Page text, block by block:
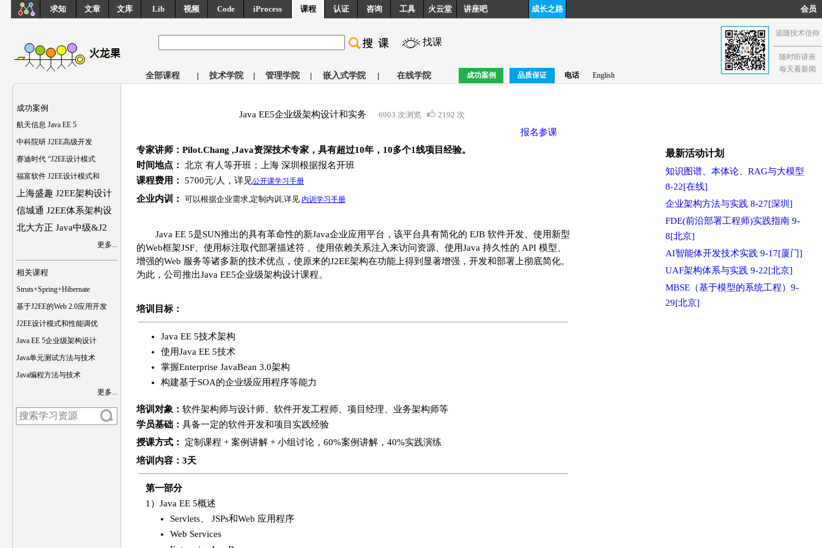
求知 文章 文库 Lib 视频 Code iProcess 课程 认证 咨询 工具 火云堂 讲座吧 成长之路 会员
找课
全部课程 | 技术学院 | 管理学院 | 嵌入式学院 | 在线学院 成功案例 品质保证 电话 English
追随技术信仰
随时听讲座
每天看新闻
成功案例
航天信息 Java EE 5
中科院研 J2EE高级开发
赛迪时代 “J2EE设计模式
福富软件 J2EE设计模式和
上海盛趣 J2EE架构设计
信城通 J2EE体系架构设
北大方正 Java中级&J2
更多...
相关课程
Struts+Spring+Hibernate
基于J2EE的Web 2.0应用开发
J2EE设计模式和性能调优
Java EE 5企业级架构设计
Java单元测试方法与技术
Java编程方法与技术
更多...
Java EE5企业级架构设计和实务 6903 次浏览 2192 次
报名参课
专家讲师：Pilot.Chang ,Java资深技术专家，具有超过10年，10多个1线项目经验。
时间地点：
北京 有人等开班；上海 深圳根据报名开班
课程费用：
5700元/人，详见公开课学习手册
企业内训： 可以根据企业需求,定制内训,详见 内训学习手册
Java EE 5是SUN推出的具有革命性的新Java企业应用平台，该平台具有简化的 EJB 软件开发、使用新型
的Web框架JSF、使用标注取代部署描述符 、使用依赖关系注入来访问资源、使用Java 持久性的 API 模型、
增强的Web 服务等诸多新的技术优点，使原来的J2EE架构在功能上得到显著增强，开发和部署上彻底简化。
为此，公司推出Java EE5企业级架构设计课程。
培训目标：
Java EE 5技术架构
使用Java EE 5技术
掌握Enterprise JavaBean 3.0架构
构建基于SOA的企业级应用程序等能力
培训对象： 软件架构师与设计师、软件开发工程师、项目经理、业务架构师等
学员基础： 具备一定的软件开发和项目实践经验
授课方式：
定制课程 + 案例讲解 + 小组讨论，60%案例讲解，40%实践演练
培训 内容 ：3天
第一部分
1）Java EE 5概述
Servlets、 JSPs和Web 应用程序
Web Services
最新活动计划
知识图谱、本体论、RAG与大模型
8-22[在线]
企业架构方法与实践 8-27[深圳]
FDE(前沿部署工程师)实践指南 9-
8[北京]
AI智能体开发技术实践 9-17[厦门]
UAF架构体系与实践 9-22[北京]
MBSE（基于模型的系统工程）9-
29[北京]